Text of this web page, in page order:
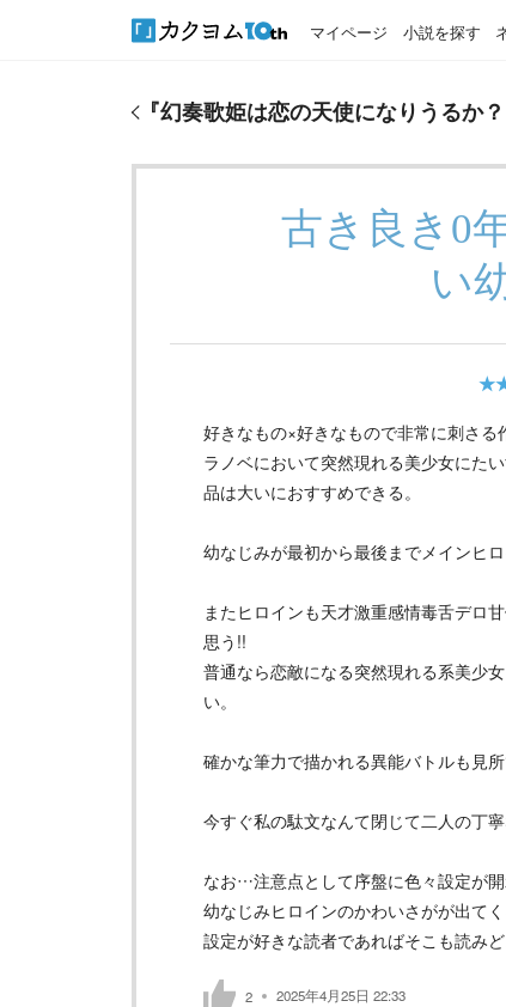
マイページ 小説を探す
『幻奏歌姫は恋の天使になりうるか？
古き良き0
い
好きなもの×好きなもので非常に刺さる
ラノベにおいて突然現れる美少女にた
品は大いにおすすめできる。
幼なじみが最初から最後までメインヒ
またヒロインも天才激重感情毒舌デロ
思う!!
普通なら恋敵になる突然現れる系美少
い。
確かな筆力で描かれる異能バトルも見所
今すぐ私の駄文なんて閉じて二人の丁
なお…注意点として序盤に色々設定が
幼なじみヒロインのかわいさがが出て
設定が好きな読者であればそこも読みど
2 2025年4月25日 22:33